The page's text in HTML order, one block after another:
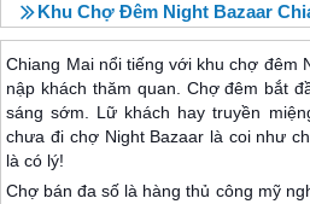
Khu Chợ Đêm Night Bazaar
Chiang Mai nổi tiếng với khu chợ đêm
nập khách thăm quan. Chợ đêm bắt
sáng sớm. Lữ khách hay truyền
chưa đi chợ Night Bazaar là coi như
là có lý!
Chợ bán đa số là hàng thủ công mỹ